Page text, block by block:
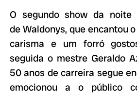
O segundo show da
de Waldonys, que encantou
carisma e um forró
seguida o mestre Geraldo
50 anos de carreira segue
emocionou a o público